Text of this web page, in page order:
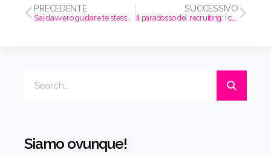
PRECEDENTE
Sai davvero guidare te stesso prima di guidare un team?
SUCCESSIVO
Il paradosso del recruiting: i candidati ci sono, ma non rispondono
Siamo ovunque!